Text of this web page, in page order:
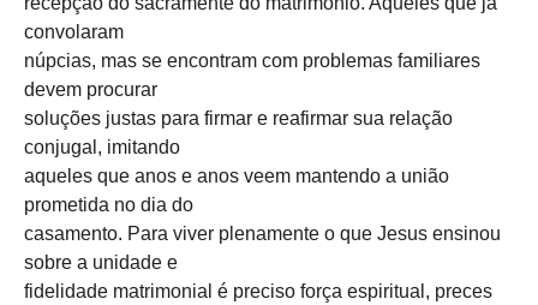
convolaram
núpcias, mas se encontram com problemas familiares
devem procurar
soluções justas para firmar e reafirmar sua relação
conjugal, imitando
aqueles que anos e anos veem mantendo a união
prometida no dia do
casamento. Para viver plenamente o que Jesus ensinou
sobre a unidade e
fidelidade matrimonial é preciso força espiritual, preces